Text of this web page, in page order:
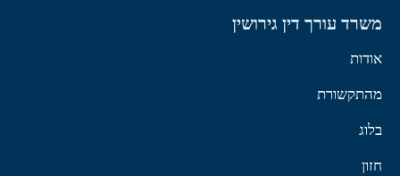
משרד עורך דין גירושין
אודות
מהתקשורת
בלוג
חזון